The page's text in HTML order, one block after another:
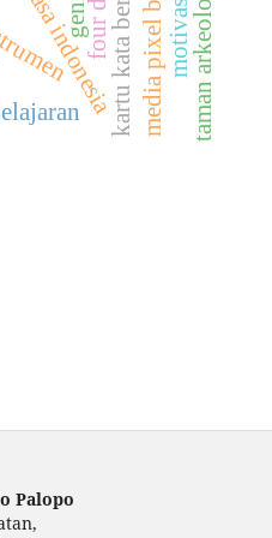
bahasa indonesia
four d taman arkeologi
Palopo